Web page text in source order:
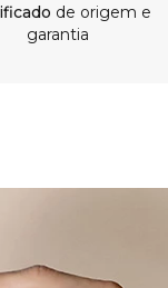
de origem e
garantia